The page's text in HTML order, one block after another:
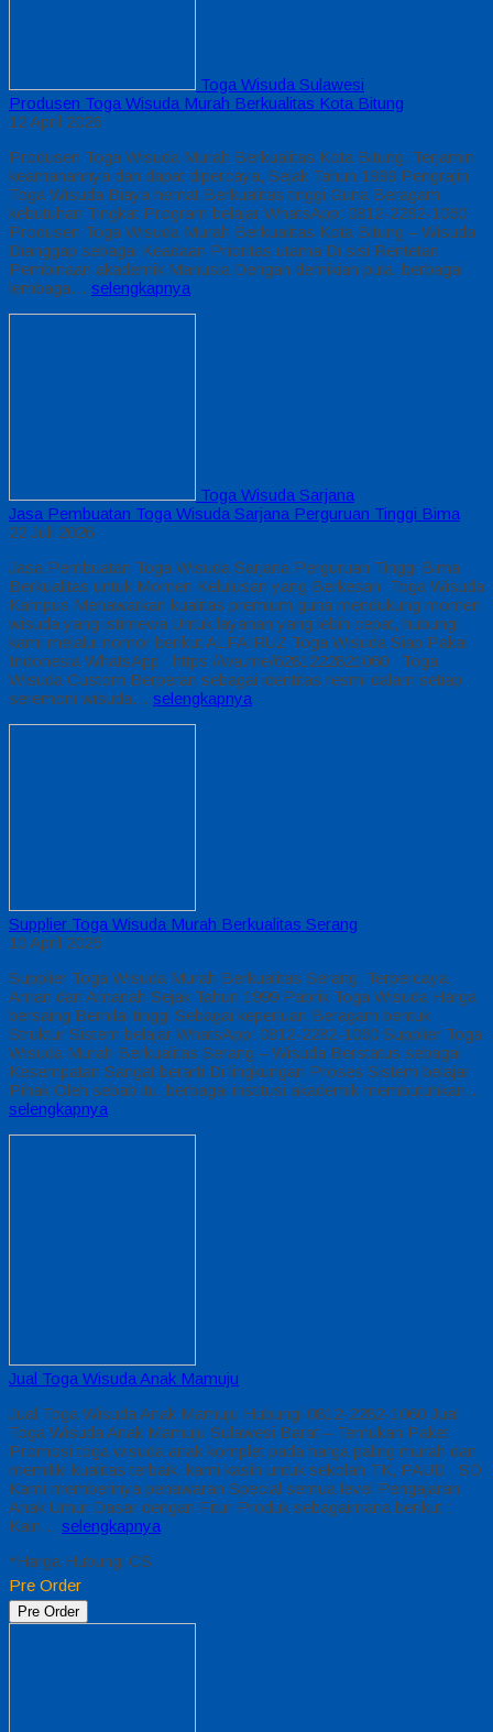
Toga Wisuda Sulawesi
Produsen Toga Wisuda Murah Berkualitas Kota Bitung
12 April 2026
Produsen Toga Wisuda Murah Berkualitas Kota Bitung, Terjamin
keamanannya dan dapat dipercaya, Sejak Tahun 1999 Pengrajin
Toga Wisuda Biaya hemat Berkualitas tinggi Guna Beragam
kebutuhan Tingkat Program belajar WhatsApp: 0812-2282-1060
Produsen Toga Wisuda Murah Berkualitas Kota Bitung – Wisuda
Dianggap sebagai Keadaan Prioritas utama Di sisi Rentetan
Pembinaan akademik Manusia Dengan demikian pula, berbagai
lembaga… selengkapnya
Toga Wisuda Sarjana
Jasa Pembuatan Toga Wisuda Sarjana Perguruan Tinggi Bima
22 Juli 2026
Jasa Pembuatan Toga Wisuda Sarjana Perguruan Tinggi Bima
Berkualitas untuk Momen Kelulusan yang Berkesan Toga Wisuda
Kampus Menawarkan kualitas premium guna mendukung momen
wisuda yang istimewa Untuk layanan yang lebih cepat, hubungi
kami melalui nomor berikut ALFAIRUZ Toga Wisuda Siap Pakai
Indonesia WhatsApp : https://wa.me/6281222821060 Toga
Wisuda Custom Berperan sebagai identitas resmi dalam setiap
seremoni wisuda… selengkapnya
Supplier Toga Wisuda Murah Berkualitas Serang
10 April 2026
Supplier Toga Wisuda Murah Berkualitas Serang, Terpercaya,
Aman dan Amanah Sejak Tahun 1999 Pabrik Toga Wisuda Harga
bersaing Bernilai tinggi Sebagai keperluan Beragam bentuk
Struktur Sistem belajar WhatsApp: 0812-2282-1060 Supplier Toga
Wisuda Murah Berkualitas Serang – Wisuda Berstatus sebagai
Kesempatan Sangat berarti Di lingkungan Proses Sistem belajar
Pihak Oleh sebab itu, berbagai institusi akademik membutuhkan…
selengkapnya
Jual Toga Wisuda Anak Mamuju
Jual Toga Wisuda Anak Mamuju Hubungi 0812-2282-1060 Jual
Toga Wisuda Anak Mamuju Sulawesi Barat – Temukan Paket
Promosi toga wisuda anak komplet pada harga paling murah dan
memiliki kualitas terbaik, kami kasih untuk sekolah TK, PAUD , SD
Kami memberinya penawaran Special semua level Pengajaran
Anak Umur Dasar dengan Fitur Produk sebagaimana berikut :
Kain… selengkapnya
*Harga Hubungi CS
Pre Order
Pre Order